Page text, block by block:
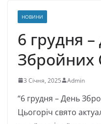
НОВИНИ
6 грудня
Збройних
3 Січня, 2025 Admin
“6 грудня – День
Цьогоріч свято